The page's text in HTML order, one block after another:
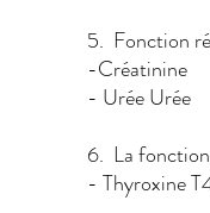
5. Fonction
-
- Urée Urée
6. La
-